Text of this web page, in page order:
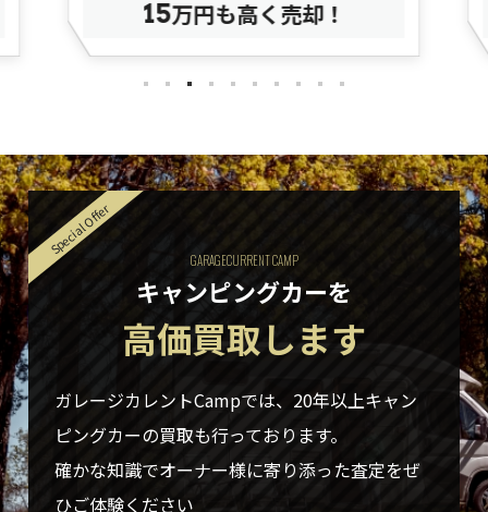
15万円も高く売却！
Special Offer
GARAGECURRENT CAMP
キャンピングカーを
高価買取します
ガレージカレントCampでは、20年以上キャン
ピングカーの買取も行っております。
確かな知識でオーナー様に寄り添った査定をぜ
ひご体験ください